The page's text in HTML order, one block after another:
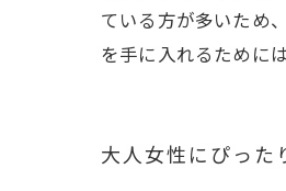
ている方が多いため
を手に入れるために
大人女性にぴった